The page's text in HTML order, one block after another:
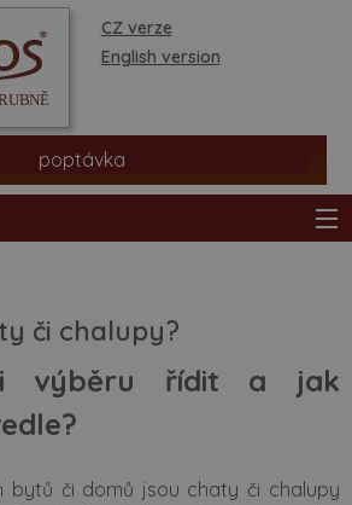
CZ verze
English version
poptávka
či chalupy?
výběru řídit a jak
bytů či domů jsou chaty či chalupy